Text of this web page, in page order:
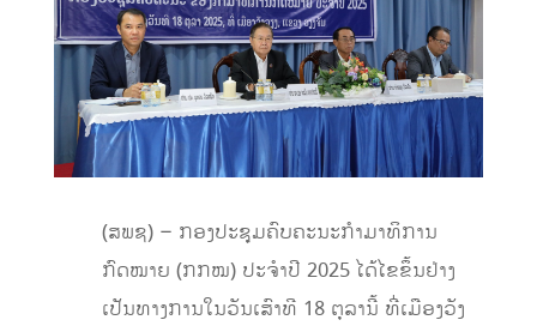
(ສພຊ) – ກອງປະຊຸມຄົບຄະນະກຳມາທິການ
ກົດໝາຍ (ກກໝ) ປະຈຳປີ 2025 ໄດ້ໄຂຂຶ້ນຢ່າງ
ເປັນທາງການໃນວັນເສົາທີ 18 ຕຸລານີ້ ທີ່ເມືອງວັງ